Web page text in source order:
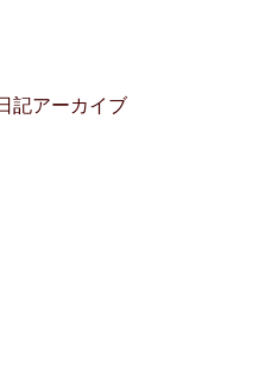
記アーカイブ